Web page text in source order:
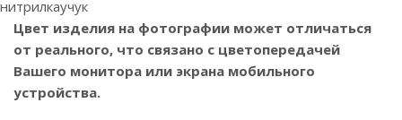
нитрилкаучук
Цвет изделия на фотографии может отличаться
от реального, что связано с цветопередачей
Вашего монитора или экрана мобильного
устройства.